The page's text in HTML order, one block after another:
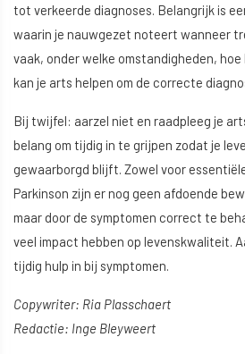
tot verkeerde diagnoses. Belangrijk is
waarin je nauwgezet noteert wanneer
vaak, onder welke omstandigheden,
kan je arts helpen om de correcte
Bij twijfel: aarzel niet en raadpleeg je
belang om tijdig in te grijpen zodat je
gewaarborgd blijft. Zowel voor
Parkinson zijn er nog geen afdoende
maar door de symptomen correct te
veel impact hebben op levenskwaliteit.
tijdig hulp in bij symptomen.
Copywriter: Ria Plasschaert
Redactie: Inge Bleyweert